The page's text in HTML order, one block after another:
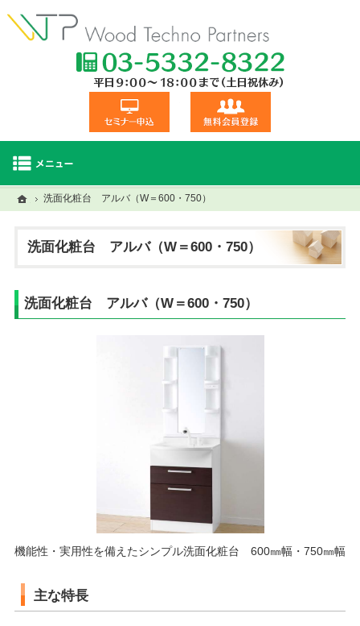
洗面化粧台 アルバ（W＝600・750）
洗面化粧台 アルバ（W＝600・750）
機能性・実用性を備えたシンプル洗面化粧台 600㎜幅・750㎜幅
主な特長
TEL:03-
セミナー申込
ホーム セミナー・研修一覧建材商品一覧
ホーム
洗面化粧台 アルバ（W＝600・750）